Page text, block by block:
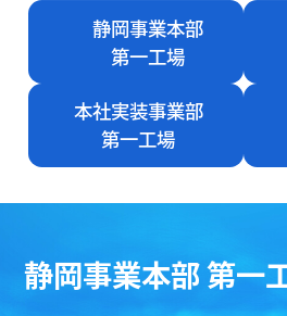
静岡事業本部
第一工場
本社実装事業部
第一工場
静岡事業本部 第一